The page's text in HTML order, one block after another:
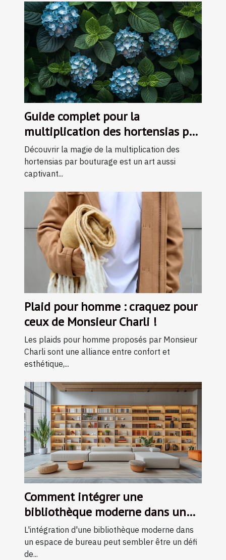
Guide complet pour la
multiplication des hortensias par
bouturage
Découvrir la magie de la multiplication des
hortensias par bouturage est un art aussi
captivant...
Plaid pour homme : craquez pour
ceux de Monsieur Charli !
Les plaids pour homme proposés par Monsieur
Charli sont une alliance entre confort et
esthétique,...
Comment intégrer une
bibliothèque moderne dans un
espace de bureau restreint
L'intégration d'une bibliothèque moderne dans
un espace de bureau peut sembler être un défi
de...